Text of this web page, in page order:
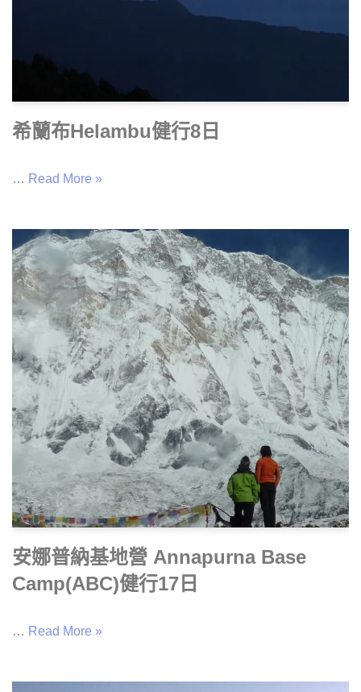
希蘭布Helambu健行8日
… Read More »
安娜普納基地營 Annapurna Base
Camp(ABC)健行17日
… Read More »